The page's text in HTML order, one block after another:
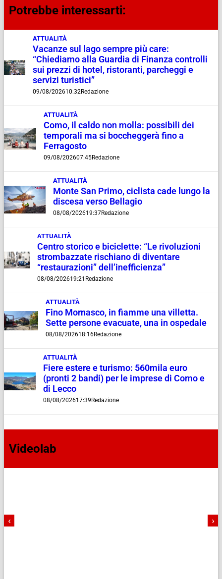
Potrebbe interessarti:
ATTUALITÀ
Vacanze sul lago sempre più care:
“Chiediamo alla Guardia di Finanza controlli
sui prezzi di hotel, ristoranti, parcheggi e
servizi turistici”
09/08/202610:32Redazione
ATTUALITÀ
Como, il caldo non molla: possibili dei
temporali ma si boccheggerà fino a
Ferragosto
09/08/202607:45Redazione
ATTUALITÀ
Monte San Primo, ciclista cade lungo la
discesa verso Bellagio
08/08/202619:37Redazione
ATTUALITÀ
Centro storico e biciclette: “Le rivoluzioni
strombazzate rischiano di diventare
“restaurazioni” dell’inefficienza”
08/08/202619:21 Redazione
ATTUALITÀ
Fino Mornasco, in fiamme una villetta.
Sette persone evacuate, una in ospedale
08/08/202618:16Redazione
ATTUALITÀ
Fiere estere e turismo: 560mila euro
(pronti 2 bandi) per le imprese di Como e
di Lecco
08/08/202617:39 Redazione
Videolab
‹ ›